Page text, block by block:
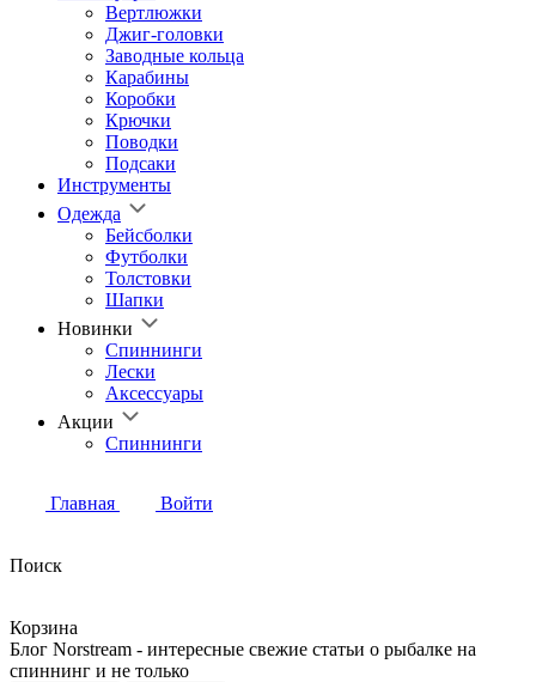
Вертлюжки
Джиг-головки
Заводные кольца
Карабины
Коробки
Крючки
Поводки
Подсаки
Инструменты
Одежда
Бейсболки
Футболки
Толстовки
Шапки
Новинки
Спиннинги
Лески
Аксессуары
Акции
Спиннинги
Главная Войти
Поиск
Корзина
Блог Norstream - интересные свежие статьи о рыбалке на
спиннинг и не только